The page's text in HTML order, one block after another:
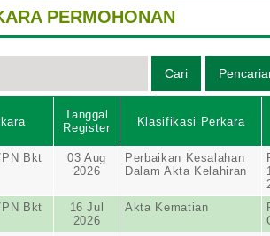
PERMOHONAN
Tanggal
Register
Klasifikasi Perkara
Bkt
03 Aug
2026
Perbaikan Kesalahan
Dalam Akta Kelahiran
Bkt
16 Jul
2026
Akta Kematian